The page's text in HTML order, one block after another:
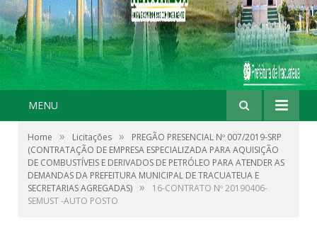
MENU
Home » Licitações »
PREGÃO PRESENCIAL Nº 007/2019-SRP
(CONTRATAÇÃO DE EMPRESA ESPECIALIZADA PARA AQUISIÇÃO
DE COMBUSTÍVEIS E DERIVADOS DE PETRÓLEO PARA ATENDER AS
DEMANDAS DA PREFEITURA MUNICIPAL DE TRACUATEUA E
SECRETARIAS AGREGADAS) »
16-CONTRATO Nº 20190406-
SEMUST -AUTO POSTO